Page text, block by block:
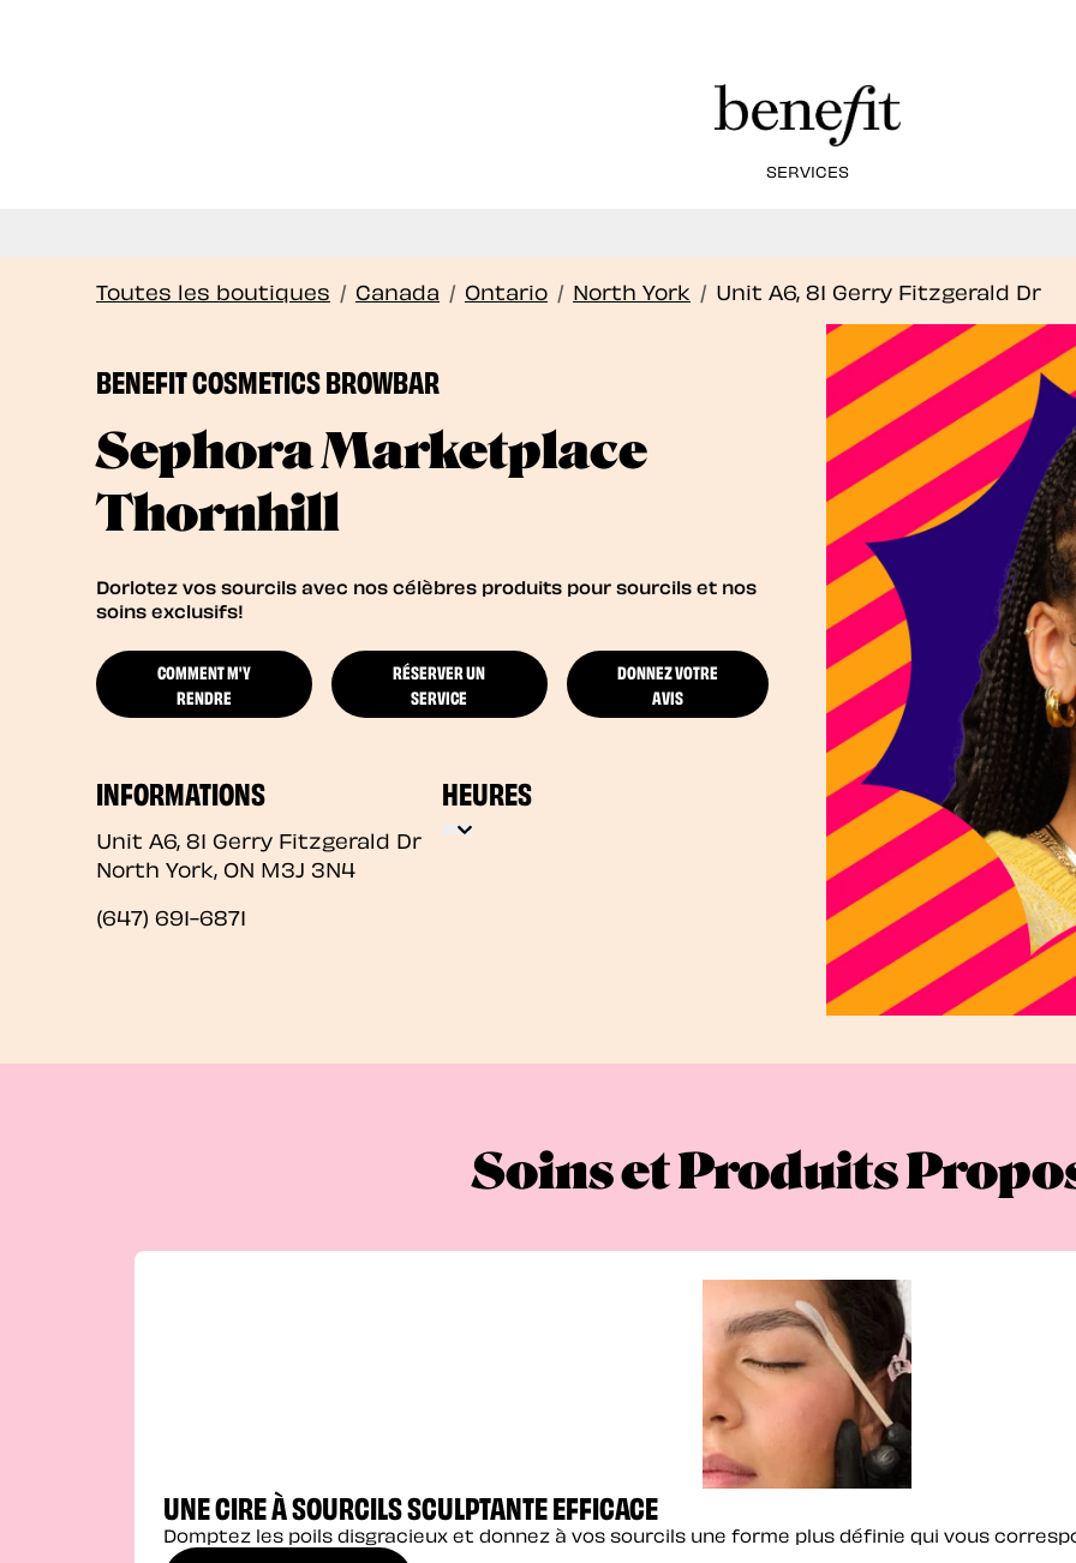
SERVICES
Toutes les boutiques / Canada / Ontario / North York / Unit A6, 81 Gerry Fitzgerald Dr
BENEFIT COSMETICS BROWBAR
Sephora Marketplace
Thornhill
Dorlotez vos sourcils avec nos célèbres produits pour sourcils et nos
soins exclusifs!
COMMENT M'Y
RENDRE
RÉSERVER UN
SERVICE
DONNEZ VOTRE
AVIS
INFORMATIONS
Unit A6, 81 Gerry Fitzgerald Dr
North York, ON M3J 3N4
(647) 691-6871
HEURES
Soins et Produits
UNE CIRE À SOURCILS SCULPTANTE EFFICACE
Domptez les poils disgracieux et donnez à vos sourcils une forme plus définie qui vous